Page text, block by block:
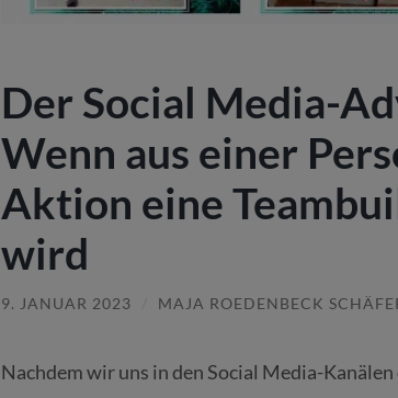
Der Social Media-
Wenn aus einer
Aktion eine
wird
9. JANUAR 2023 MAJA ROEDENBECK
Nachdem wir uns in den Social Media-